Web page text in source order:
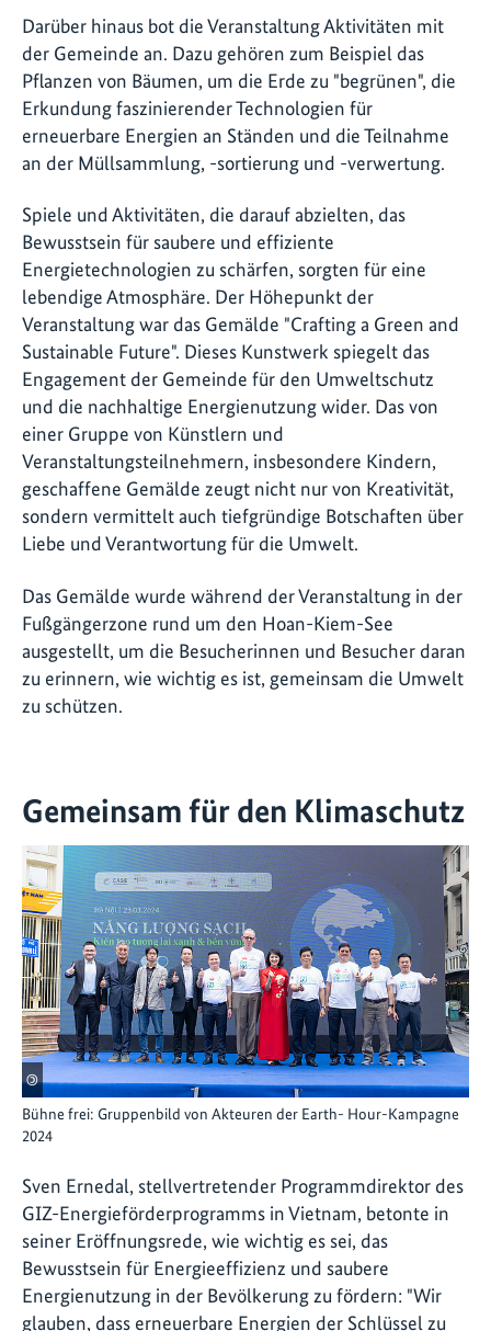
Darüber hinaus bot die Veranstaltung Aktivitäten mit
der Gemeinde an. Dazu gehören zum Beispiel das
Pflanzen von Bäumen, um die Erde zu "begrünen", die
Erkundung faszinierender Technologien für
erneuerbare Energien an Ständen und die Teilnahme
an der Müllsammlung, -sortierung und -verwertung.
Spiele und Aktivitäten, die darauf abzielten, das
Bewusstsein für saubere und effiziente
Energietechnologien zu schärfen, sorgten für eine
lebendige Atmosphäre. Der Höhepunkt der
Veranstaltung war das Gemälde "Crafting a Green and
Sustainable Future". Dieses Kunstwerk spiegelt das
Engagement der Gemeinde für den Umweltschutz
und die nachhaltige Energienutzung wider. Das von
einer Gruppe von Künstlern und
Veranstaltungsteilnehmern, insbesondere Kindern,
geschaffene Gemälde zeugt nicht nur von Kreativität,
sondern vermittelt auch tiefgründige Botschaften über
Liebe und Verantwortung für die Umwelt.
Das Gemälde wurde während der Veranstaltung in der
Fußgängerzone rund um den Hoan-Kiem-See
ausgestellt, um die Besucherinnen und Besucher daran
zu erinnern, wie wichtig es ist, gemeinsam die Umwelt
zu schützen.
Gemeinsam für den Klimaschutz
©
Bühne frei: Gruppenbild von Akteuren der Earth- Hour-Kampagne
2024
Sven Ernedal, stellvertretender Programmdirektor des
GIZ-Energieförderprogramms in Vietnam, betonte in
seiner Eröffnungsrede, wie wichtig es sei, das
Bewusstsein für Energieeffizienz und saubere
Energienutzung in der Bevölkerung zu fördern: "Wir
glauben, dass erneuerbare Energien der Schlüssel zu